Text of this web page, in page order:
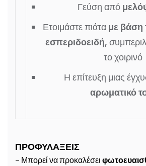
Γεύση από
Ετοιμάστε πιάτα με βάση
εσπεριδοειδή,
το χοιρινό
Η επίτευξη μιας
αρωματικό
ΠΡΟΦΥΛΑΞΕΙΣ
– Μπορεί να προκαλέσει